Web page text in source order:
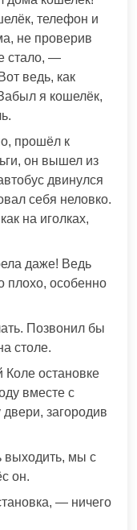
телефон и
не проверив
стало, —
ведь, как
я кошелёк,
прошёл к
он вышел из
двинулся
себя неловко.
на иголках,
даже! Ведь
плохо, особенно
Позвонил бы
столе.
остановке
вместе с
двери, загородив
выходить, мы с
он.
— ничего